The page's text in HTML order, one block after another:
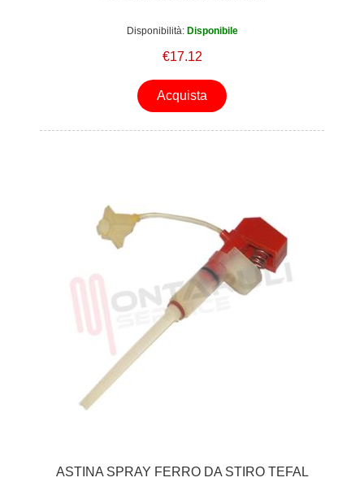
Disponibilità: Disponibile
€17.12
Acquista
ASTINA SPRAY FERRO DA STIRO TEFAL